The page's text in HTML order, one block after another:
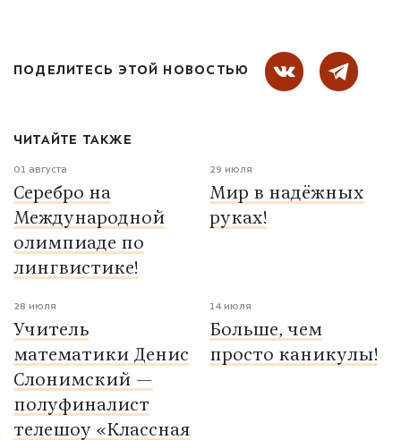
ПОДЕЛИТЕСЬ ЭТОЙ НОВОСТЬЮ
ЧИТАЙТЕ ТАКЖЕ
01 августа
Серебро на
Международной
олимпиаде по
лингвистике!
29 июля
Мир в надёжных
руках!
28 июля
Учитель
математики Денис
Слонимский —
полуфиналист
телешоу «Классная
14 июля
Больше, чем
просто каникулы!